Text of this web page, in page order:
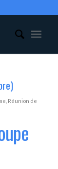
Réunion de